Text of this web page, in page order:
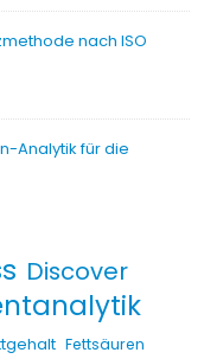
nach ISO
Analytik für die
Discover
Fettsäuren